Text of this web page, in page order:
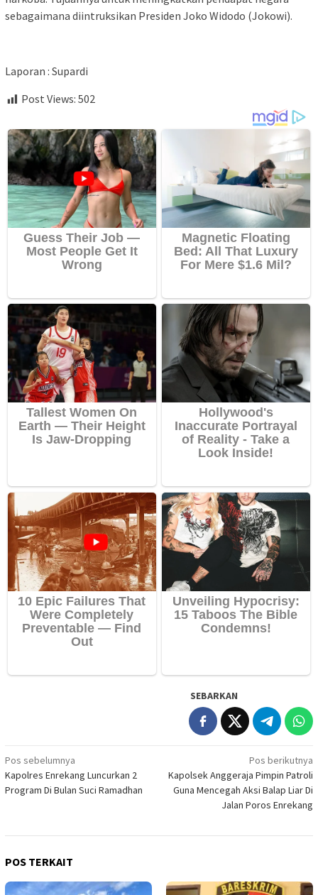
sebagaimana diintruksikan Presiden Joko Widodo (Jokowi).
Laporan : Supardi
Post Views: 502
SEBARKAN
Navigasi
pos
Pos sebelumnya
Kapolres Enrekang Luncurkan 2
Program Di Bulan Suci Ramadhan
Pos berikutnya
Kapolsek Anggeraja Pimpin Patroli
Guna Mencegah Aksi Balap Liar Di
Jalan Poros Enrekang
POS TERKAIT